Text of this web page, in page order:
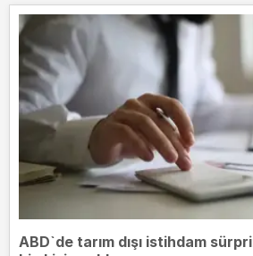
ABD`de tarım dışı istihdam